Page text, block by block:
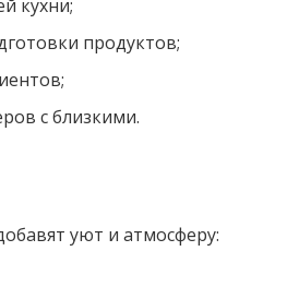
кухни;
продуктов;
с близкими.
уют и атмосферу: